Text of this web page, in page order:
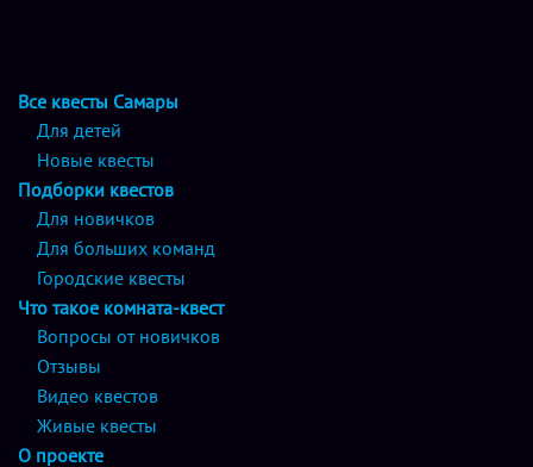
Все квесты Самары
Для детей
Новые квесты
Подборки квестов
Для новичков
Для больших команд
Городские квесты
Что такое комната-квест
Вопросы от новичков
Отзывы
Видео квестов
Живые квесты
О проекте